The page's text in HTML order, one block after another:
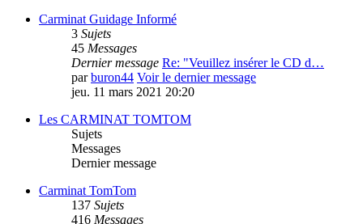
Carminat Guidage Informé
3 Sujets
45 Messages
Dernier message Re: "Veuillez insérer le CD d…
parburon44 Voir le dernier message
jeu. 11 mars 2021 20:20
Les CARMINAT TOMTOM
Sujets
Messages
Dernier message
Carminat TomTom
137 Sujets
416 Messages